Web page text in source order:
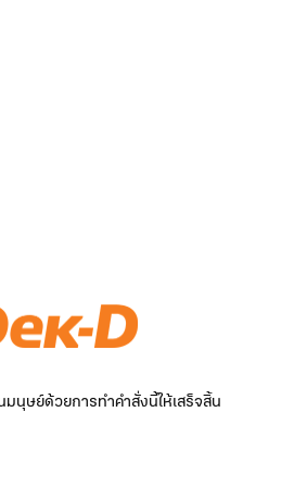
นุษย์ด้วยการทำคำสั่งนี้ให้เสร็จสิ้น